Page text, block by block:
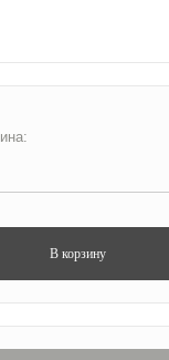
В корзину